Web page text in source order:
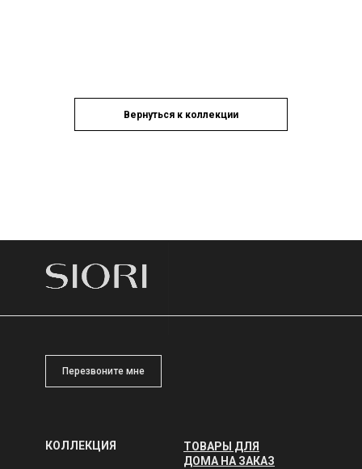
Вернуться к коллекции
ТОВАРЫ ДЛЯ
ДОМА НА ЗАКАЗ
КОЛЛЕКЦИЯ
Перезвоните мне